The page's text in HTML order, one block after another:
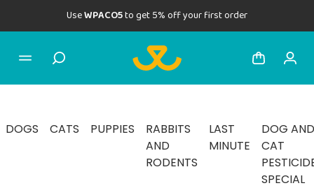
UseWPACO5to get 5% off your first order
DOGS CATS PUPPIES
RABBITS
AND
RODENTS
LAST
MINUTE
DOG AND
CAT
SPECIAL